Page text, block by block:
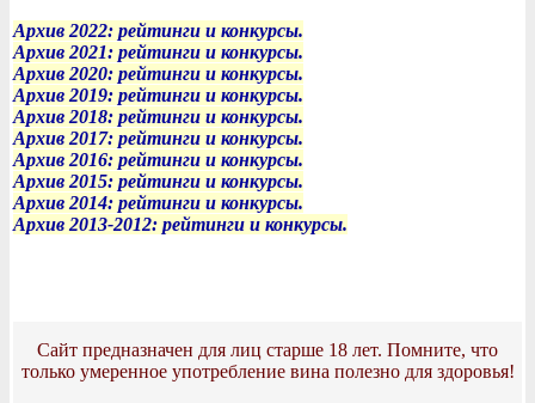
Архив 2022: рейтинги и конкурсы.
Архив 2021: рейтинги и конкурсы.
Архив 2020: рейтинги и конкурсы.
Архив 2019: рейтинги и конкурсы.
Архив 2018: рейтинги и конкурсы.
Архив 2017: рейтинги и конкурсы.
Архив 2016: рейтинги и конкурсы.
Архив 2015: рейтинги и конкурсы.
Архив 2014: рейтинги и конкурсы.
Архив 2013-2012: рейтинги и конкурсы.
Сайт предназначен для лиц старше 18 лет. Помните, что
только умеренное употребление вина полезно для здоровья!